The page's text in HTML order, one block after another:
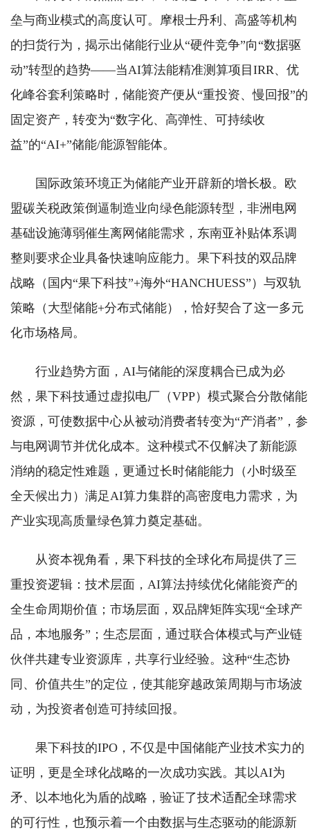
垒与商业模式的高度认可。摩根士丹利、高盛等机构
的扫货行为，揭示出储能行业从“硬件竞争”向“数据驱
动”转型的趋势——当AI算法能精准测算项目IRR、优
化峰谷套利策略时，储能资产便从“重投资、慢回报”的
固定资产，转变为“数字化、高弹性、可持续收
益”的“AI+”储能/能源智能体。
国际政策环境正为储能产业开辟新的增长极。欧
盟碳关税政策倒逼制造业向绿色能源转型，非洲电网
基础设施薄弱催生离网储能需求，东南亚补贴体系调
整则要求企业具备快速响应能力。果下科技的双品牌
战略（国内“果下科技”+海外“HANCHUESS”）与双轨
策略（大型储能+分布式储能），恰好契合了这一多元
化市场格局。
行业趋势方面，AI与储能的深度耦合已成为必
然，果下科技通过虚拟电厂（VPP）模式聚合分散储能
资源，可使数据中心从被动消费者转变为“产消者”，参
与电网调节并优化成本。这种模式不仅解决了新能源
消纳的稳定性难题，更通过长时储能能力（小时级至
全天候出力）满足AI算力集群的高密度电力需求，为
产业实现高质量绿色算力奠定基础。
从资本视角看，果下科技的全球化布局提供了三
重投资逻辑：技术层面，AI算法持续优化储能资产的
全生命周期价值；市场层面，双品牌矩阵实现“全球产
品，本地服务”；生态层面，通过联合体模式与产业链
伙伴共建专业资源库，共享行业经验。这种“生态协
同、价值共生”的定位，使其能穿越政策周期与市场波
动，为投资者创造可持续回报。
果下科技的IPO，不仅是中国储能产业技术实力的
证明，更是全球化战略的一次成功实践。其以AI为
矛、以本地化为盾的战略，验证了技术适配全球需求
的可行性，也预示着一个由数据与生态驱动的能源新